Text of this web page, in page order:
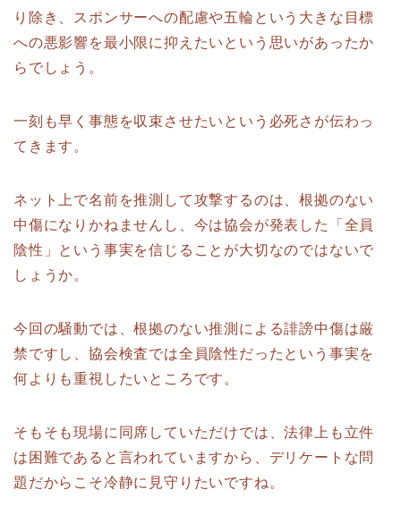
り除き、スポンサーへの配慮や五輪という大きな目標
への悪影響を最小限に抑えたいという思いがあったか
らでしょう。
一刻も早く事態を収束させたいという必死さが伝わっ
てきます。
ネット上で名前を推測して攻撃するのは、根拠のない
中傷になりかねませんし、今は協会が発表した「全員
陰性」という事実を信じることが大切なのではないで
しょうか。
今回の騒動では、根拠のない推測による誹謗中傷は厳
禁ですし、協会検査では全員陰性だったという事実を
何よりも重視したいところです。
そもそも現場に同席していただけでは、法律上も立件
は困難であると言われていますから、デリケートな問
題だからこそ冷静に見守りたいですね。